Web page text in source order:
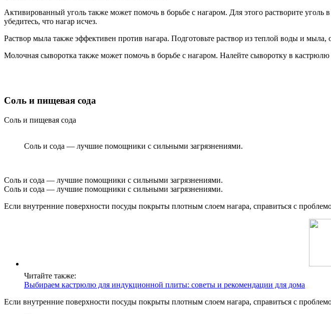
Активированный уголь также может помочь в борьбе с нагаром. Для этого растворите
убедитесь, что нагар исчез.
Раствор мыла также эффективен против нагара. Подготовьте раствор из теплой воды и
Молочная сыворотка также может помочь в борьбе с нагаром. Налейте сыворотку в кастрюлю
Соль и пищевая сода
Соль и пищевая сода
Соль и сода — лучшие помощники с сильными загрязнениями.
Соль и сода — лучшие помощники с сильными загрязнениями.
Соль и сода — лучшие помощники с сильными загрязнениями.
Если внутренние поверхности посуды покрыты плотным слоем нагара, справиться с
Читайте также:
Выбираем кастрюлю для индукционной плиты: советы и рекомендации для дома
Если внутренние поверхности посуды покрыты плотным слоем нагара, справиться с